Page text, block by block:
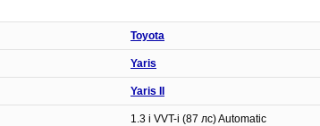
Toyota
Yaris
Yaris II
1.3 i VVT-i (87 лс) Automatic